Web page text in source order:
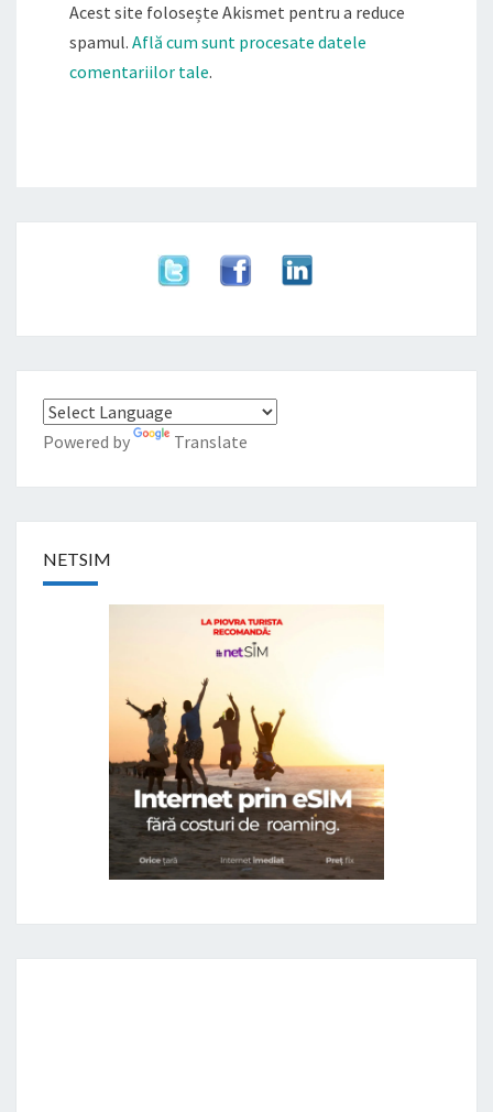
Acest site folosește Akismet pentru a reduce
spamul. Află cum sunt procesate datele
comentariilor tale.
Powered by Translate
NETSIM